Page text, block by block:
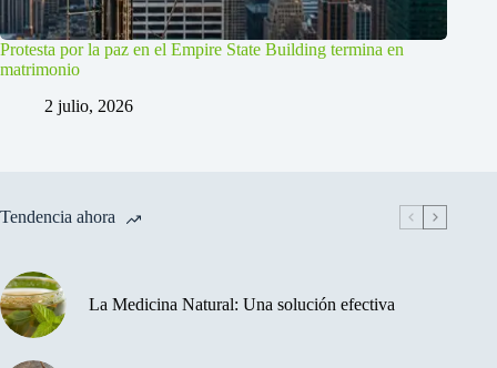
Protesta por la paz en el Empire State Building termina en
matrimonio
2 julio, 2026
Tendencia ahora
La Medicina Natural: Una solución efectiva